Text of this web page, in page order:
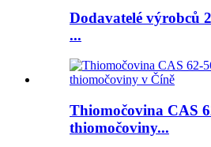
Dodavatelé výrobců
...
Thiomočovina CAS
thiomočoviny...